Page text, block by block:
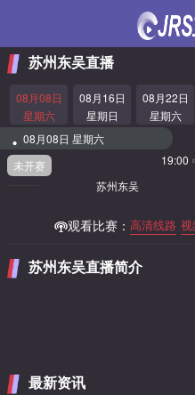
苏州东吴直播
08月08日
星期六
08月16日
星期日
08月22日
星期六
08月08日 星期六
19:00
苏州东吴
未开赛
观看比赛： 高清线路 视
苏州东吴直播简介
最新资讯